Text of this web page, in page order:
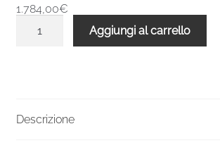
1.784,00€
Aggiungi al carrello
Descrizione